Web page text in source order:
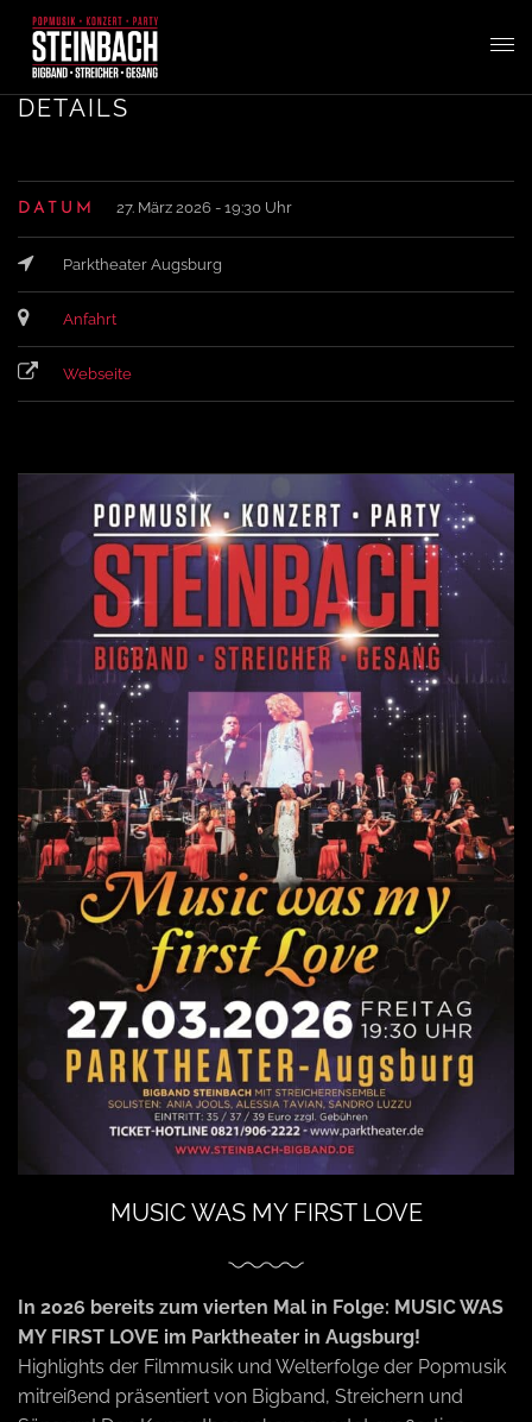
g
n
a
t
DETAILS
DATUM 27. März 2026 - 19:30 Uhr
Parktheater Augsburg
Anfahrt
Webseite
MUSIC WAS MY FIRST LOVE
In 2026 bereits zum vierten Mal in Folge: MUSIC WAS
MY FIRST LOVE im Parktheater in Augsburg!
Highlights der Filmmusik und Welterfolge der Popmusik
mitreißend präsentiert von Bigband, Streichern und